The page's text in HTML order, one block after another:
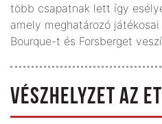
több csapatnak lett így
amely meghatározó
Bourque-t és Forsberget
VÉSZHELYZET AZ